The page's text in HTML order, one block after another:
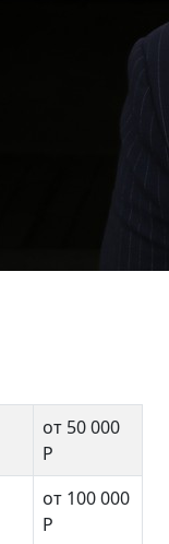
от 50 000
Р
от 100 000
Р